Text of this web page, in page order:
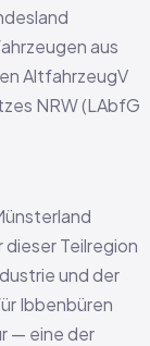
aus
AltfahrzeugV
NRW (LAbfG
Teilregion
und der
Ibbenbüren
— eine der